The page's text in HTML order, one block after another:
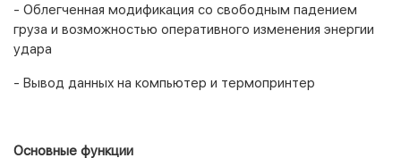
- Облегченная модификация со свободным падением
груза и возможностью оперативного изменения энергии
удара
- Вывод данных на компьютер и термопринтер
Основные функции